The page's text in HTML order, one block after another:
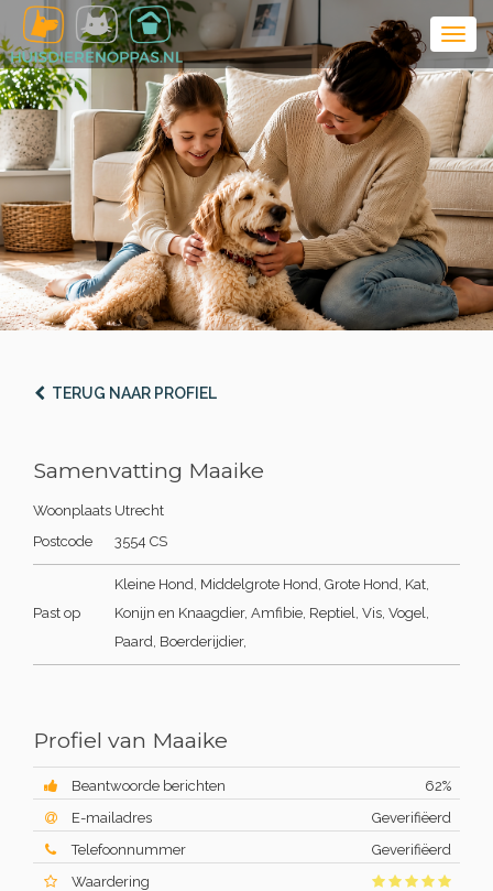
TERUG NAAR PROFIEL
Samenvatting Maaike
Woonplaats Utrecht
Postcode
3554 CS
Past op
Kleine Hond, Middelgrote Hond, Grote Hond, Kat,
Konijn en Knaagdier, Amfibie, Reptiel, Vis, Vogel,
Paard, Boerderijdier,
Profiel van Maaike
Beantwoorde berichten
62%
E-mailadres
Geverifiëerd
Telefoonnummer
Geverifiëerd
Waardering